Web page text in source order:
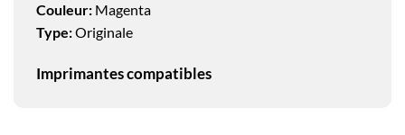
Couleur: Magenta
Type:Originale
Imprimantes compatibles